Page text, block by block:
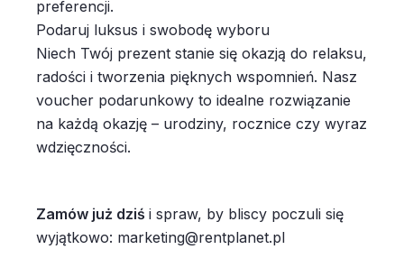
preferencji.
Podaruj luksus i swobodę wyboru
Niech Twój prezent stanie się okazją do relaksu,
radości i tworzenia pięknych wspomnień. Nasz
voucher podarunkowy to idealne rozwiązanie
na każdą okazję – urodziny, rocznice czy wyraz
wdzięczności.
Zamów już dziś i spraw, by bliscy poczuli się
wyjątkowo: marketing@rentplanet.pl